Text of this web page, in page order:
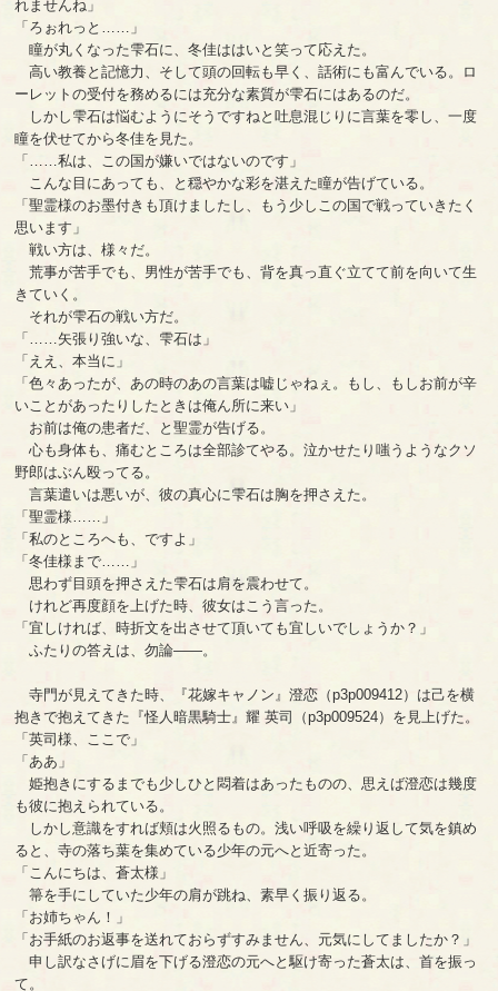
れませんね」
「ろぉれっと……」
瞳が丸くなった雫石に、冬佳ははいと笑って応えた。
高い教養と記憶力、そして頭の回転も早く、話術にも富んでいる。ロ
ーレットの受付を務めるには充分な素質が雫石にはあるのだ。
しかし雫石は悩むようにそうですねと吐息混じりに言葉を零し、一度
瞳を伏せてから冬佳を見た。
「……私は、この国が嫌いではないのです」
こんな目にあっても、と穏やかな彩を湛えた瞳が告げている。
「聖霊様のお墨付きも頂けましたし、もう少しこの国で戦っていきたく
思います」
戦い方は、様々だ。
荒事が苦手でも、男性が苦手でも、背を真っ直ぐ立てて前を向いて生
きていく。
それが雫石の戦い方だ。
「……矢張り強いな、雫石は」
「ええ、本当に」
「色々あったが、あの時のあの言葉は嘘じゃねぇ。もし、もしお前が辛
いことがあったりしたときは俺ん所に来い」
お前は俺の患者だ、と聖霊が告げる。
心も身体も、痛むところは全部診てやる。泣かせたり嗤うようなクソ
野郎はぶん殴ってる。
言葉遣いは悪いが、彼の真心に雫石は胸を押さえた。
「聖霊様……」
「私のところへも、ですよ」
「冬佳様まで……」
思わず目頭を押さえた雫石は肩を震わせて。
けれど再度顔を上げた時、彼女はこう言った。
「宜しければ、時折文を出させて頂いても宜しいでしょうか？」
ふたりの答えは、勿論――。
寺門が見えてきた時、『花嫁キャノン』澄恋（p3p009412）は己を横
抱きで抱えてきた『怪人暗黒騎士』耀 英司（p3p009524）を見上げた。
「英司様、ここで」
「ああ」
姫抱きにするまでも少しひと悶着はあったものの、思えば澄恋は幾度
も彼に抱えられている。
しかし意識をすれば頬は火照るもの。浅い呼吸を繰り返して気を鎮め
ると、寺の落ち葉を集めている少年の元へと近寄った。
「こんにちは、蒼太様」
箒を手にしていた少年の肩が跳ね、素早く振り返る。
「お姉ちゃん！」
「お手紙のお返事を送れておらずすみません、元気にしてましたか？」
申し訳なさげに眉を下げる澄恋の元へと駆け寄った蒼太は、首を振っ
て。